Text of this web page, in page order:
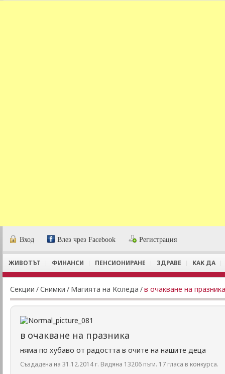
Вход Влез чрез Facebook Регистрация
ЖИВОТЪТ ФИНАНСИ ПЕНСИОНИРАНЕ ЗДРАВЕ КАК ДА
Секции /Снимки / Магията на Коледа /в очакване на празника
в очакване на празника
няма по хубаво от радостта в очите на нашите деца
Създадена на 31.12.2014 г. Видяна 13206 пъти. 17 гласа в конкурса.